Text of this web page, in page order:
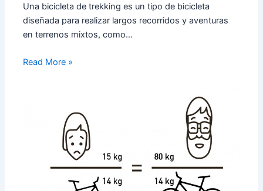
Una bicicleta de trekking es un tipo de bicicleta
diseñada para realizar largos recorridos y aventuras
en terrenos mixtos, como…
Read More »